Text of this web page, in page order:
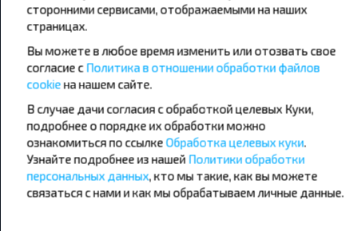
Популярные автобусные
направления
Орша - Могилёв
Минск - Несвиж
Минск - Могилёв
Минск - Пинск
Минск - Брест
Минск - Гомель
Минск - Бобруйск
Минск - Барановичи
Брест - Тересполь
Брест - Беловежская Пуща
Брест - Минск
Варшава - Минск
Санкт-Петербург - Минск
Москва - Барановичи
сторонними сервисами, отображаемыми на наших
страницах.
Вы можете в любое время изменить или отозвать свое
согласие сПолитика в отношении обработки файлов
cookieна нашем сайте.
В случае дачи согласия с обработкой целевых Куки,
подробнее о порядке их обработки можно
ознакомиться по ссылкеОбработка целевых куки.
Узнайте подробнее из нашей Политики обработки
персональных данных, кто мы такие, как вы можете
связаться с нами и как мы обрабатываем личные данные.